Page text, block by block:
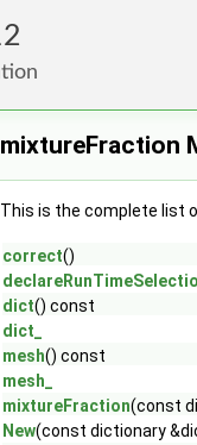
mixtureFraction
This is the complete list
correct()
dict() const
dict_
mesh() const
mesh_
mixtureFraction(const
New(const dictionary